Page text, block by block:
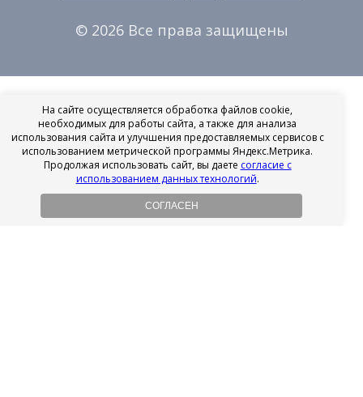
© 2026 Все права защищены
На сайте осуществляется обработка файлов cookie,
необходимых для работы сайта, а также для анализа
использования сайта и улучшения предоставляемых сервисов с
использованием метрической программы Яндекс.Метрика.
Продолжая использовать сайт, вы даете согласие с
использованием данных технологий.
СОГЛАСЕН